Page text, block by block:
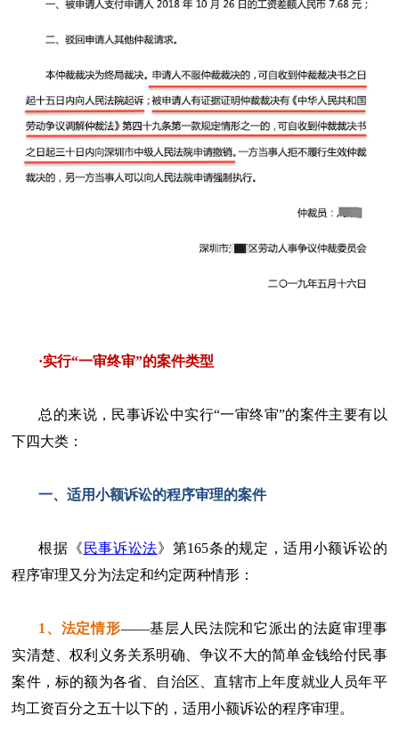
·实行“一审终审”的案件类型
总的来说，民事诉讼中实行“一审终审”的案件主要有以
下四大类：
一、适用小额诉讼的程序审理的案件
根据《 民事诉讼法》第165条的规定，适用小额诉讼的
程序审理又分为法定和约定两种情形：
1、法定情形——基层人民法院和它派出的法庭审理事
实清楚、权利义务关系明确、争议不大的简单金钱给付民事
案件，标的额为各省、自治区、直辖市上年度就业人员年平
均工资百分之五十以下的，适用小额诉讼的程序审理。